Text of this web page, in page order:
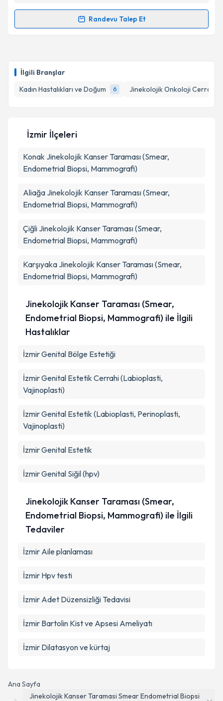
İlgili Branşlar
Kadın Hastalıkları ve Doğum
6 Jinekolojik Onkoloji Cerrahisi
Metni'ni okudum ve kişisel verilerimin belirtilen
kapsamda işlenmesini kabul ediyorum.
Randevu Talep Et
Randevu Takvimi Talebi
için bir takvim hazırlandığında e-posta ile
bilgilendireceğiz.
E-posta Adresiniz
Kişisel verilerimin işlenmesine ilişkinAydınlatma
Metni 'ni okudum ve kişisel verilerimin belirtilen
kapsamda işlenmesini kabul ediyorum.
Takvim Talebini Gönder
Ana Sayfa
Jinekolojik Kanser Taramasi Smear Endometrial Biopsi
İzmir İlçeleri
Konak Jinekolojik Kanser Taraması (Smear,
Endometrial Biopsi, Mammografi)
Aliağa Jinekolojik Kanser Taraması (Smear,
Endometrial Biopsi, Mammografi)
Çiğli Jinekolojik Kanser Taraması (Smear,
Endometrial Biopsi, Mammografi)
Karşıyaka Jinekolojik Kanser Taraması (Smear,
Endometrial Biopsi, Mammografi)
Jinekolojik Kanser Taraması (Smear,
Endometrial Biopsi, Mammografi) ile İlgili
Hastalıklar
İzmir Genital Bölge Estetiği
İzmir Genital Estetik Cerrahi (Labioplasti,
Vajinoplasti)
İzmir Genital Estetik (Labioplasti, Perinoplasti,
Vajinoplasti)
İzmir Genital Estetik
İzmir Genital Siğil (hpv)
Jinekolojik Kanser Taraması (Smear,
Endometrial Biopsi, Mammografi) ile İlgili
Tedaviler
İzmir Aile planlaması
İzmir Hpv testi
İzmir Adet Düzensizliği Tedavisi
İzmir Bartolin Kist ve Apsesi Ameliyatı
İzmir Dilatasyon ve kürtaj